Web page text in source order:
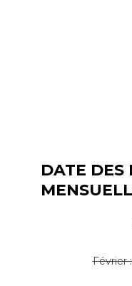
DATE DES
Février